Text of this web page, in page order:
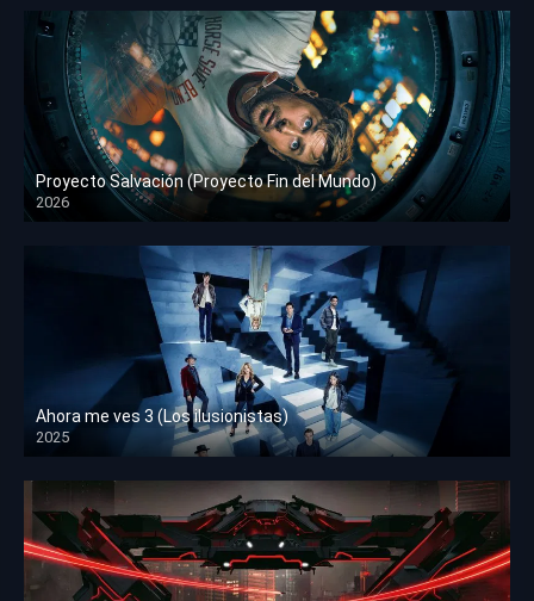
Proyecto Salvación (Proyecto Fin del Mundo)
2026
HD 1080p
Ahora me ves 3 (Los ilusionistas)
2025
HD 1080p